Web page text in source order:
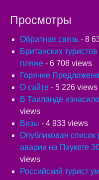
Просмотры
Обратная связь - 8
Британских
пляже - 6 708 views
Горячие
О сайте - 5 226 views
В Таиланде
views
Визы - 4 933 views
Опубликован
аварии на Пхукете
views
Российский турист